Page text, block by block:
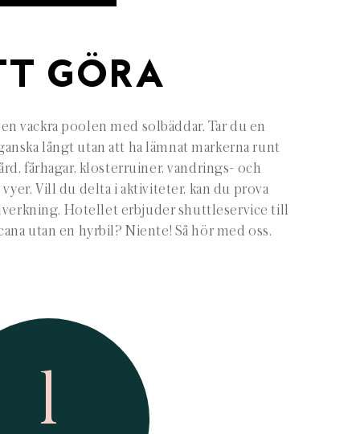
GÖRA
vackra poolen med solbäddar. Tar du en
långt utan att ha lämnat markerna runt
fårhagar, klosterruiner, vandrings- och
Vill du delta i aktiviteter, kan du prova
Hotellet erbjuder shuttleservice till
utan en hyrbil? Niente! Så hör med oss.
1